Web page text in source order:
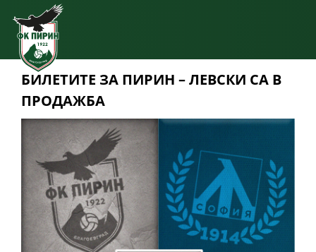
БИЛЕТИТЕ ЗА ПИРИН – ЛЕВСКИ СА В
ПРОДАЖБА